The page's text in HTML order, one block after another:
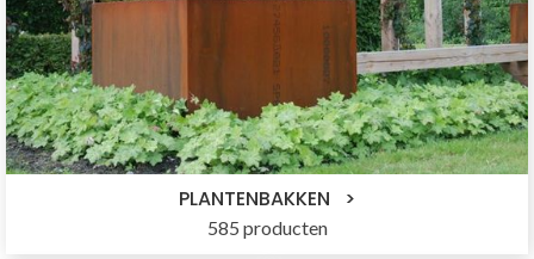
PLANTENBAKKEN
585 producten